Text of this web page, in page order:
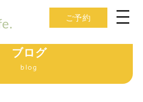
ご予約
ブログ
blog